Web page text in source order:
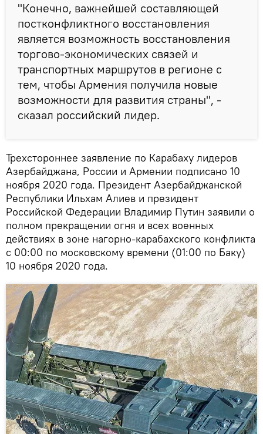
"Конечно, важнейшей составляющей
постконфликтного восстановления
является возможность восстановления
торгово-экономических связей и
транспортных маршрутов в регионе с
тем, чтобы Армения получила новые
возможности для развития страны", -
сказал российский лидер.
Трехстороннее заявление по Карабаху лидеров
Азербайджана, России и Армении подписано 10
ноября 2020 года. Президент Азербайджанской
Республики Ильхам Алиев и президент
Российской Федерации Владимир Путин заявили о
полном прекращении огня и всех военных
действиях в зоне нагорно-карабахского конфликта
с 00:00 по московскому времени (01:00 по Баку)
10 ноября 2020 года.